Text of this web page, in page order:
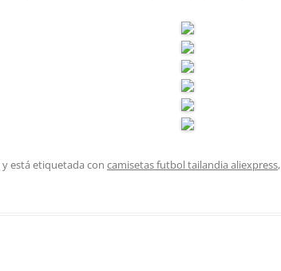
y está etiquetada con camisetas futbol tailandia aliexpress,